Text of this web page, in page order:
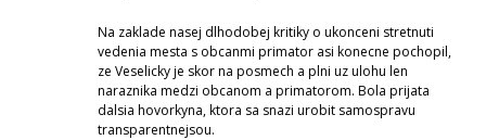
Na zaklade nasej dlhodobej kritiky o ukonceni stretnuti
vedenia mesta s obcanmi primator asi konecne pochopil,
ze Veselicky je skor na posmech a plni uz ulohu len
naraznika medzi obcanom a primatorom. Bola prijata
dalsia hovorkyna, ktora sa snazi urobit samospravu
transparentnejsou.